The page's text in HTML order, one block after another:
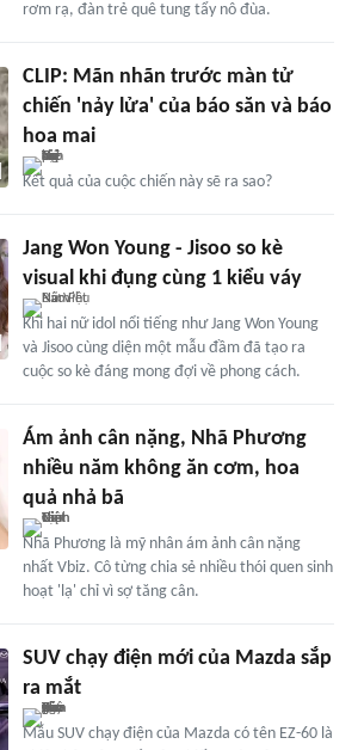
rơm rạ, đàn trẻ quê tung tẩy nô đùa.
CLIP: Mãn nhãn trước màn tử
chiến 'nảy lửa' của báo săn và báo
hoa mai
Kết quả của cuộc chiến này sẽ ra sao?
Jang Won Young - Jisoo so kè
visual khi đụng cùng 1 kiểu váy
Khi hai nữ idol nổi tiếng như Jang Won Young
và Jisoo cùng diện một mẫu đầm đã tạo ra
cuộc so kè đáng mong đợi về phong cách.
Ám ảnh cân nặng, Nhã Phương
nhiều năm không ăn cơm, hoa
quả nhả bã
Nhã Phương là mỹ nhân ám ảnh cân nặng
nhất Vbiz. Cô từng chia sẻ nhiều thói quen sinh
hoạt 'lạ' chỉ vì sợ tăng cân.
SUV chạy điện mới của Mazda sắp
ra mắt
Mẫu SUV chạy điện của Mazda có tên EZ-60 là